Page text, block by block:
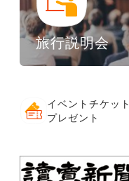
旅行説明会
イベントチケット
プレゼント